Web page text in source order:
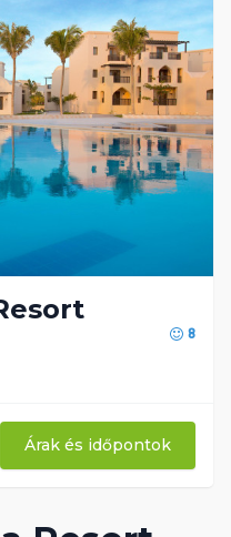
8
Árak és időpontok